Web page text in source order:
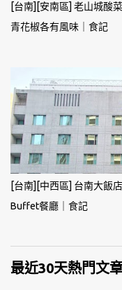
[台南][安南區] 老山城酸
青花椒各有風味｜食記
[台南][中西區] 台南大飯
Buffet餐廳｜食記
最近30天熱門文